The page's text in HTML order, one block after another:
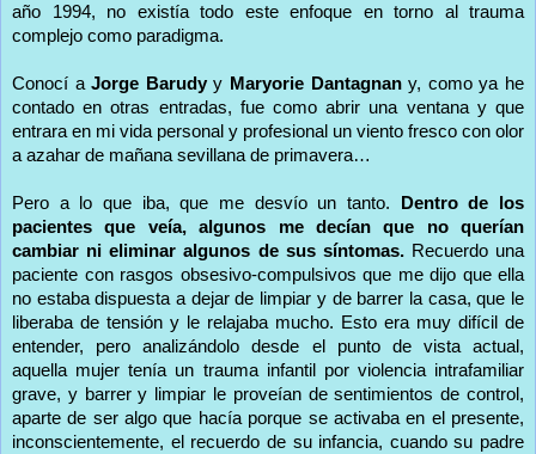
año 1994, no existía todo este enfoque en torno al trauma
complejo como paradigma.
Conocí aJorge Barudyy Maryorie Dantagnany, como ya he
contado en otras entradas, fue como abrir una ventana y que
entrara en mi vida personal y profesional un viento fresco con olor
a azahar de mañana sevillana de primavera…
Pero a lo que iba, que me desvío un tanto.
Dentro de los
pacientes que veía, algunos me decían que no querían
cambiar ni eliminar algunos de sus síntomas.Recuerdo una
paciente con rasgos obsesivo-compulsivos que me dijo que ella
no estaba dispuesta a dejar de limpiar y de barrer la casa, que le
liberaba de tensión y le relajaba mucho. Esto era muy difícil de
entender, pero analizándolo desde el punto de vista actual,
aquella mujer tenía un trauma infantil por violencia intrafamiliar
grave, y barrer y limpiar le proveían de sentimientos de control,
aparte de ser algo que hacía porque se activaba en el presente,
inconscientemente, el recuerdo de su infancia, cuando su padre